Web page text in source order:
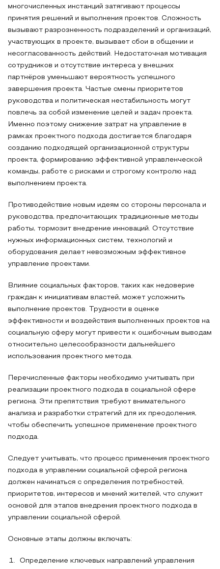
многочисленных инстанций затягивают процессы
принятия решений и выполнения проектов. Сложность
вызывают разрозненность подразделений и организаций,
участвующих в проекте, вызывает сбои в общении и
несогласованность действий. Недостаточная мотивация
сотрудников и отсутствие интереса у внешних
партнёров уменьшают вероятность успешного
завершения проекта. Частые смены приоритетов
руководства и политическая нестабильность могут
повлечь за собой изменение целей и задач проекта.
Именно поэтому снижение затрат на управление в
рамках проектного подхода достигается благодаря
созданию подходящей организационной структуры
проекта, формированию эффективной управленческой
команды, работе с рисками и строгому контролю над
выполнением проекта.
Противодействие новым идеям со стороны персонала и
руководства, предпочитающих традиционные методы
работы, тормозит внедрение инноваций. Отсутствие
нужных информационных систем, технологий и
оборудования делает невозможным эффективное
управление проектами.
Влияние социальных факторов, таких как недоверие
граждан к инициативам властей, может усложнить
выполнение проектов. Трудности в оценке
эффективности и воздействия выполненных проектов на
социальную сферу могут привести к ошибочным выводам
относительно целесообразности дальнейшего
использования проектного метода.
Перечисленные факторы необходимо учитывать при
реализации проектного подхода в социальной сфере
региона. Эти препятствия требуют внимательного
анализа и разработки стратегий для их преодоления,
чтобы обеспечить успешное применение проектного
подхода.
Следует учитывать, что процесс применения проектного
подхода в управлении социальной сферой региона
должен начинаться с определения потребностей,
приоритетов, интересов и мнений жителей, что служит
основой для этапов внедрения проектного подхода в
управлении социальной сферой.
Основные этапы должны включать:
Определение ключевых направлений управления